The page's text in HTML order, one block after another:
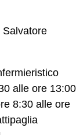
Salvatore
alle ore 13:00
8:30 alle ore